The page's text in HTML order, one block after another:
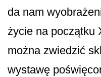
da nam
życie na początku
można zwiedzić
wystawę